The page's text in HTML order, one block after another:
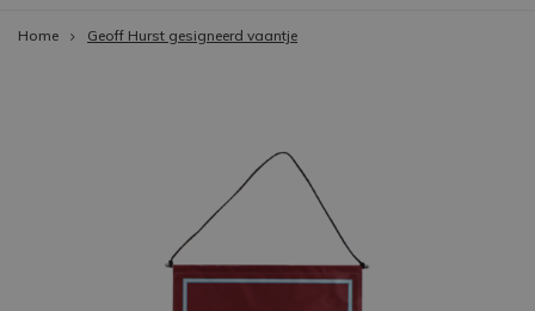
Home Geoff Hurst gesigneerd vaantje